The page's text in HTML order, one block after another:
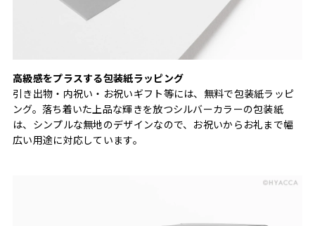
高級感をプラスする包装紙ラッピング
引き出物・内祝い・お祝いギフト等には、無料で包装紙ラッピ
ング。落ち着いた上品な輝きを放つシルバーカラーの包装紙
は、シンプルな無地のデザインなので、お祝いからお礼まで幅
広い用途に対応しています。